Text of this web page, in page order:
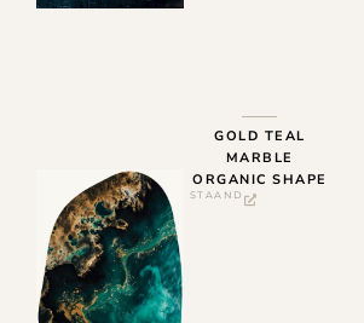
GOLD TEAL
MARBLE
ORGANIC SHAPE
STAAND